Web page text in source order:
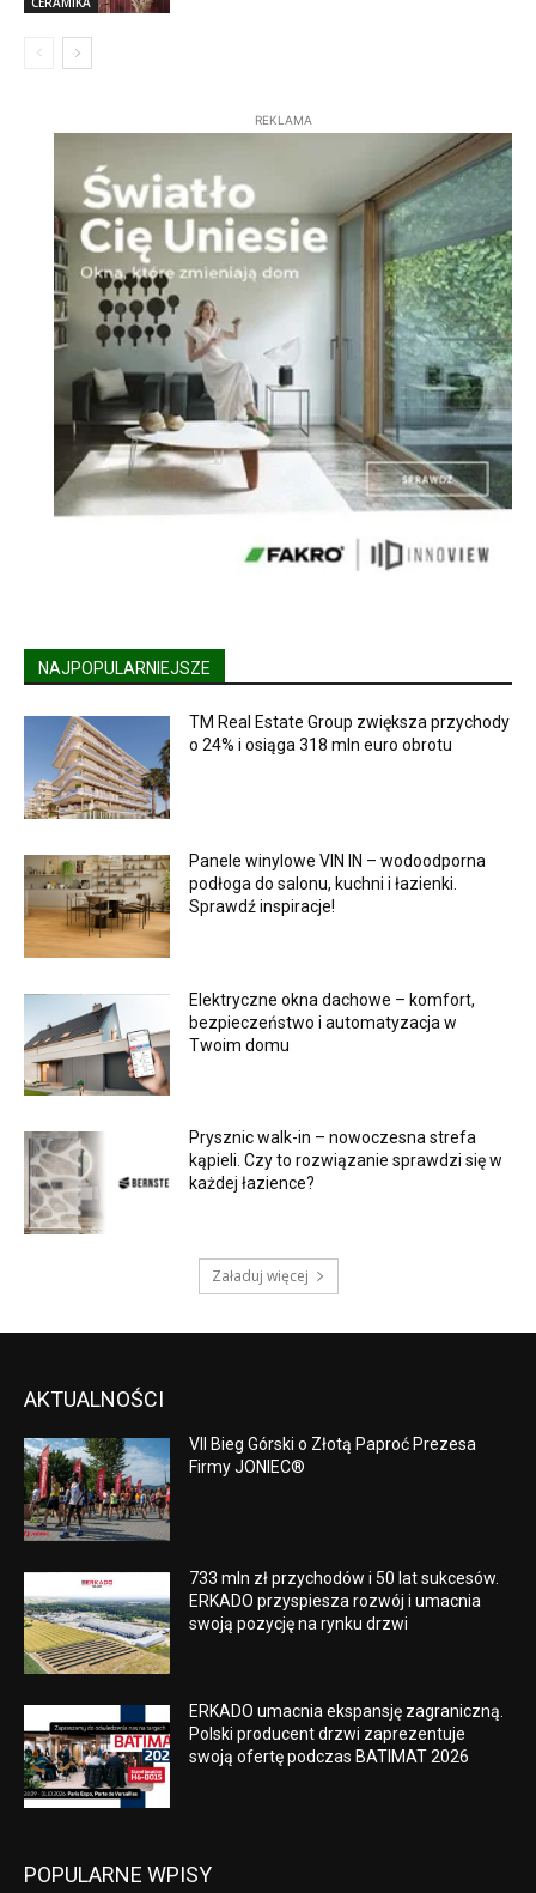
REKLAMA
NAJPOPULARNIEJSZE
TM Real Estate Group zwiększa przychody
o 24% i osiąga 318 mln euro obrotu
Panele winylowe VIN IN – wodoodporna
podłoga do salonu, kuchni i łazienki.
Sprawdź inspiracje!
Elektryczne okna dachowe – komfort,
bezpieczeństwo i automatyzacja w
Twoim domu
Prysznic walk-in – nowoczesna strefa
kąpieli. Czy to rozwiązanie sprawdzi się w
każdej łazience?
Załaduj więcej
AKTUALNOŚCI
VII Bieg Górski o Złotą Paproć Prezesa
Firmy JONIEC®
733 mln zł przychodów i 50 lat sukcesów.
ERKADO przyspiesza rozwój i umacnia
swoją pozycję na rynku drzwi
ERKADO umacnia ekspansję zagraniczną.
Polski producent drzwi zaprezentuje
swoją ofertę podczas BATIMAT 2026
POPULARNE WPISY